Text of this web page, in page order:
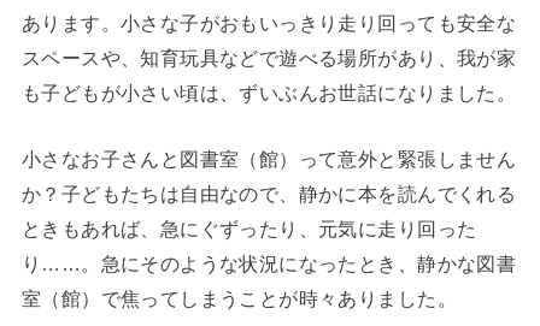
あります。小さな子がおもいっきり走り回っても安全な
スペースや、知育玩具などで遊べる場所があり、我が家
も子どもが小さい頃は、ずいぶんお世話になりました。
小さなお子さんと図書室（館）って意外と緊張しません
か？子どもたちは自由なので、静かに本を読んでくれる
ときもあれば、急にぐずったり、元気に走り回った
り……。急にそのような状況になったとき、静かな図書
室（館）で焦ってしまうことが時々ありました。